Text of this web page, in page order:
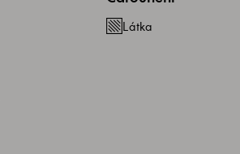
Látka